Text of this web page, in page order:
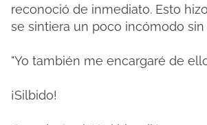
reconoció de inmediato. Esto
se sintiera un poco incómodo
"Yo también me encargaré de
¡Silbido!